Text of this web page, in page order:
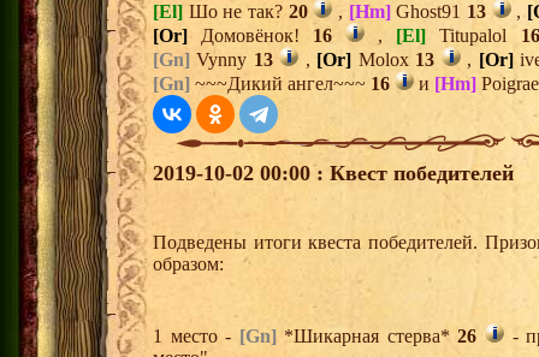
[El] Шо не так? 20 , [Hm]Ghost91 13 ,
[Or]Домовёнок! 16 , [El] Titupalol 16
[Gn] Vynny 13 , [Or] Molox 13 , [Or]
[Gn] ~~~Дикий ангел~~~ 16 и [Hm]
2019-10-02 00:00 : Квест победителей
Подведены итоги квеста победителей.
образом:
1 место - [Gn] *Шикарная стерва*26
-